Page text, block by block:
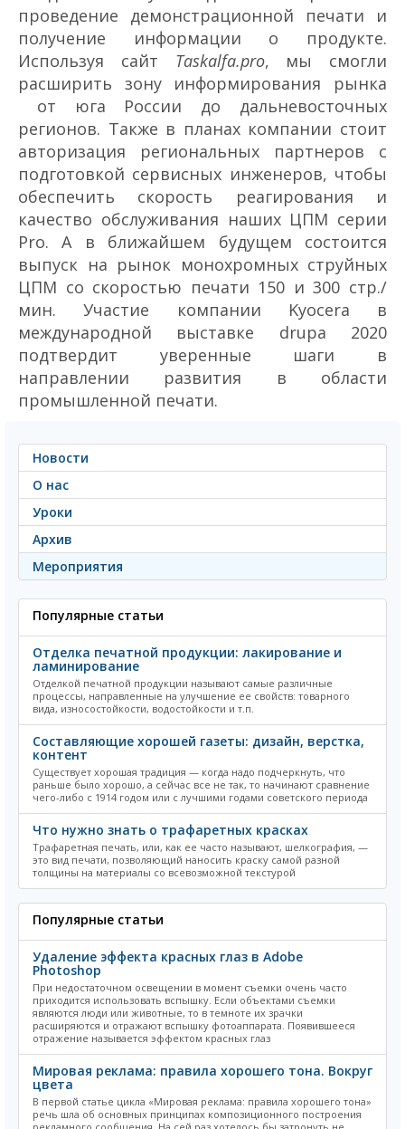
проведение демонстрационной печати и
получение информации о продукте.
Используя сайт Taskalfa.pro, мы смогли
расширить зону информирования рынка
от юга России до дальневосточных
регионов. Также в планах компании стоит
авторизация региональных партнеров с
подготовкой сервисных инженеров, чтобы
обеспечить скорость реагирования и
качество обслуживания наших ЦПМ серии
Pro. А в ближайшем будущем состоится
выпуск на рынок монохромных струйных
ЦПМ со скоростью печати 150 и 300 стр./
мин. Участие компании Kyocera в
международной выставке drupa 2020
подтвердит уверенные шаги в
направлении развития в области
промышленной печати.
Новости
О нас
Уроки
Архив
Мероприятия
Популярные статьи
Отделка печатной продукции: лакирование и
ламинирование
Отделкой печатной продукции называют самые различные
процессы, направленные на улучшение ее свойств: товарного
вида, износостойкости, водостойкости и т.п.
Составляющие хорошей газеты: дизайн, верстка,
контент
Существует хорошая традиция — когда надо подчеркнуть, что
раньше было хорошо, а сейчас все не так, то начинают сравнение
чего-либо с 1914 годом или с лучшими годами советского периода
Что нужно знать о трафаретных красках
Трафаретная печать, или, как ее часто называют, шелкография, —
это вид печати, позволяющий наносить краску самой разной
толщины на материалы со всевозможной текстурой
Популярные статьи
Удаление эффекта красных глаз в Adobe
Photoshop
При недостаточном освещении в момент съемки очень часто
приходится использовать вспышку. Если объектами съемки
являются люди или животные, то в темноте их зрачки
расширяются и отражают вспышку фотоаппарата. Появившееся
отражение называется эффектом красных глаз
Мировая реклама: правила хорошего тона. Вокруг
цвета
В первой статье цикла «Мировая реклама: правила хорошего тона»
речь шла об основных принципах композиционного построения